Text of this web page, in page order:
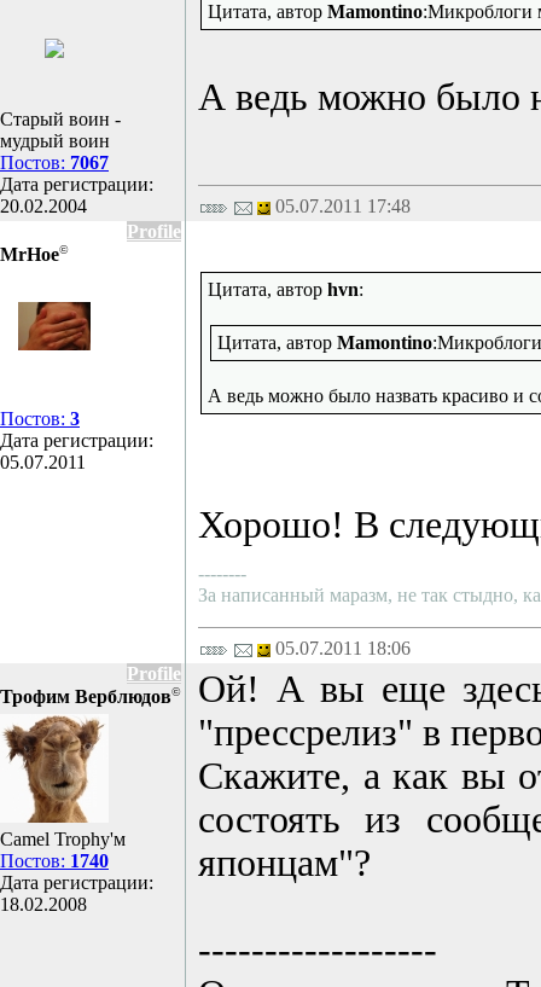
Старый воин -
мудрый воин
Постов: 7067
Дата регистрации:
20.02.2004
Цитата, автор Mamontino:Микроблоги
А ведь можно было
05.07.2011 17:48
Profile
MrHoe©
Постов: 3
Дата регистрации:
05.07.2011
Цитата, автор hvn:
Цитата, автор Mamontino
А ведь можно было назвать красиво
Хорошо! В
--------
За написанный маразм, не так стыдно,
05.07.2011 18:06
Profile
Трофим Верблюдов©
Camel Trophy'м
Постов: 1740
Дата регистрации:
18.02.2008
Ой! А вы еще
"прессрелиз" в
Скажите, а как вы
состоять из
японцам"?
------------------